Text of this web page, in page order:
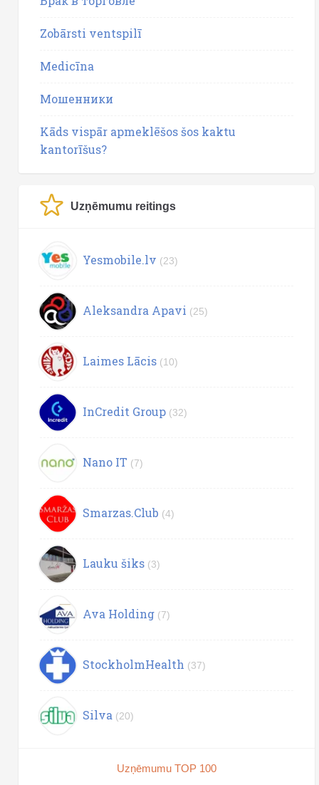
Zobārsti ventspilī
Medicīna
Мошенники
Kāds vispār apmeklēšos šos kaktu
kantorīšus?
Uzņēmumu reitings
Yesmobile.lv (23)
Aleksandra Apavi (25)
Laimes Lācis (10)
InCredit Group (32)
Nano IT (7)
Smarzas.Club (4)
Lauku šiks (3)
Ava Holding (7)
StockholmHealth (37)
Silva (20)
Uzņēmumu TOP 100